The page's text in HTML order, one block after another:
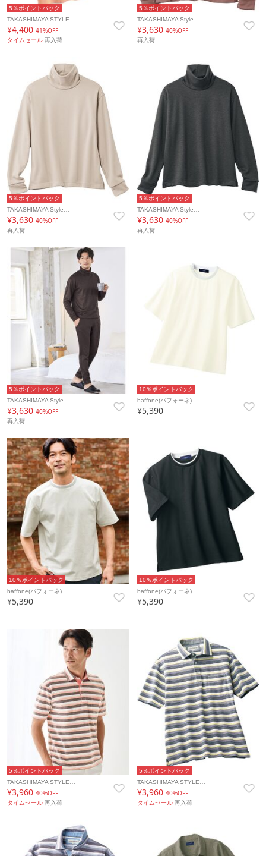
5％ポイントバック
TAKASHIMAYA STYLE…
¥4,400 41%OFF
タイムセール 再入荷
5％ポイントバック
TAKASHIMAYA Style…
¥3,63040%OFF
再入荷
5％ポイントバック
TAKASHIMAYA Style…
¥3,630 40%OFF
再入荷
5％ポイントバック
TAKASHIMAYA Style…
¥3,63040%OFF
再入荷
5％ポイントバック
TAKASHIMAYA Style…
¥3,630 40%OFF
再入荷
10％ポイントバック
baffone(バフォーネ)
¥5,390
10％ポイントバック
baffone(バフォーネ)
¥5,390
10％ポイントバック
baffone(バフォーネ)
¥5,390
5％ポイントバック
TAKASHIMAYA STYLE…
¥3,960 40%OFF
タイムセール 再入荷
5％ポイントバック
TAKASHIMAYA STYLE…
¥3,96040%OFF
タイムセール再入荷